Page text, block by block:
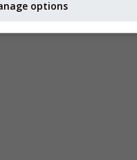
options